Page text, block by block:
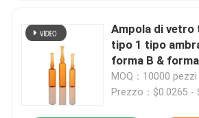
Ampola di
tipo 1 tipo
forma B &
MOQ：10000 pezzi
Prezzo：$0.0265 -